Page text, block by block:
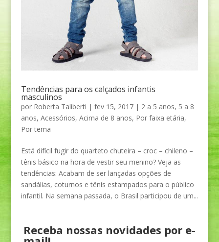
Tendências para os calçados infantis
masculinos
por Roberta Taliberti | fev 15, 2017| 2 a 5 anos, 5 a 8
anos, Acessórios, Acima de 8 anos, Por faixa etária,
Por tema
Está difícil fugir do quarteto chuteira – croc – chileno –
tênis básico na hora de vestir seu menino? Veja as
tendências: Acabam de ser lançadas opções de
sandálias, coturnos e tênis estampados para o público
infantil. Na semana passada, o Brasil participou de um...
Receba nossas novidades por e-